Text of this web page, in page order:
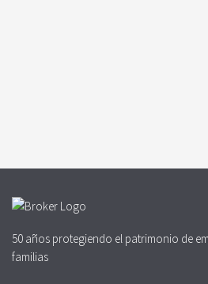
50 años protegiendo el patrimonio de
familias